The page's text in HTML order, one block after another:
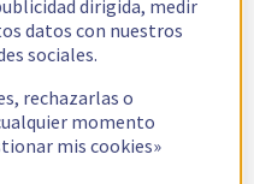
dirigida, medir
datos con nuestros
sociales.
rechazarlas o
momento
mis cookies»